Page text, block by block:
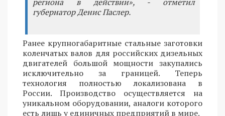
губернатор Денис Паслер.
Ранее крупногабаритные стальные заготовки
коленчатых валов для российских дизельных
двигателей большой мощности закупались
исключительно за границей. Теперь
технология полностью локализована в
России. Производство осуществляется на
уникальном оборудовании, аналоги которого
есть лишь у единичных предприятий в мире.